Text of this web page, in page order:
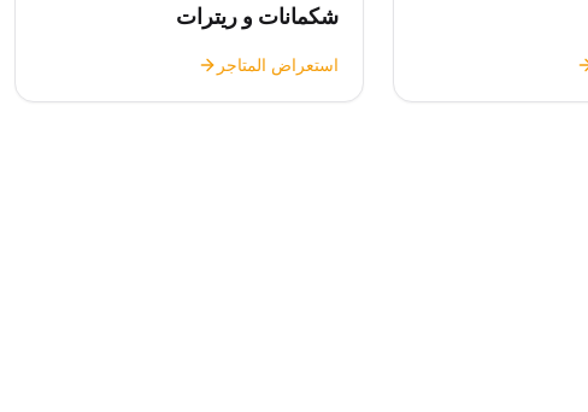
شكمانات و ريترات
استعراض المتاجر